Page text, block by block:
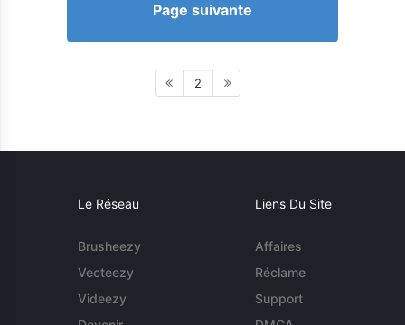
Page suivante
2
Le Réseau
Brusheezy
Vecteezy
Videezy
Liens Du Site
Affaires
Réclame
Support